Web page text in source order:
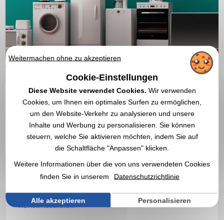
Personalisierter Reiskocher
mit Logo | Großhändler
Entdecken Sie unsere Werbe-
, die mit Ihrem Logo
personalisierbar sind ✔️ Haushaltsgeräte ✔️ Großhändler für
Werbeartikel, Goodies und Firmengeschenke seit 1998
Wählen Sie unsereindividuellen Werbe-Reiskocherals
unsereWerbe-Grillsteineoder unserefrischen Nudel- und
Raviolimaschinen.
Weitermachen ohne zu akzeptieren
Cookie-Einstellungen
Diese Website verwendet Cookies. Wir verwenden
Cookies, um Ihnen ein optimales Surfen zu ermöglichen,
um den Website-Verkehr zu analysieren und unsere
Inhalte und Werbung zu personalisieren. Sie können
steuern, welche Sie aktivieren möchten, indem Sie auf
die Schaltfläche "Anpassen" klicken.
Weitere Informationen über die von uns verwendeten Cookies
finden Sie in unserem
Datenschutzrichtlinie
Alle akzeptieren Personalisieren